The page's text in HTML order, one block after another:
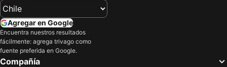
Agregar en Google
Encuentra nuestros resultados
fácilmente: agrega trivago como
fuente preferida en Google.
Compañía